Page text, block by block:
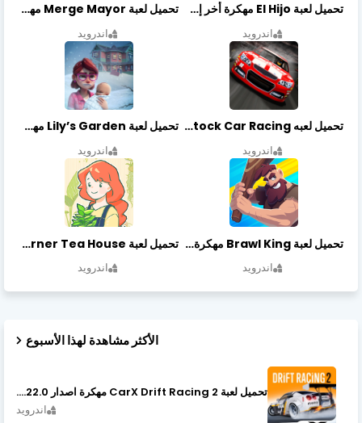
تحميل لعبة El Hijo مهكرة أخر إصدار
اندرويد
تحميل لعبة Merge Mayor مهكرة أخر إصدار
اندرويد
تحميل لعبه Stock Car Racing مهكرة أخر إصدار
اندرويد
تحميل لعبة Lily’s Garden مهكرة أخر إصدار
اندرويد
تحميل لعبة Brawl King مهكرة أخر إصدار
اندرويد
تحميل لعبة Little Corner Tea House مهكرة أخر إصدار
اندرويد
الأكثر مشاهدة لهذا الأسبوع
تحميل لعبة CarX Drift Racing 2 مهكرة اصدار v1.22.0
اندرويد